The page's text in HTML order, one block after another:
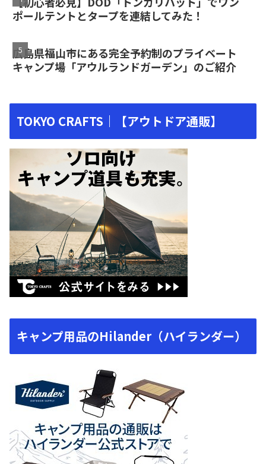
ポールテントとタープを連結してみた！
広島県福山市にある完全予約制のプライベート
キャンプ場「アウルランドガーデン」のご紹介
TOKYO CRAFTS｜【アウトドア通販】
キャンプ用品のHilander（ハイランダー）